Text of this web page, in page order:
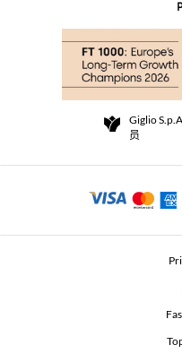
Community Store
Beauty Seekers VIP Club
退货与退款
For a safe shopping experience
Security Communication
Giglio
员